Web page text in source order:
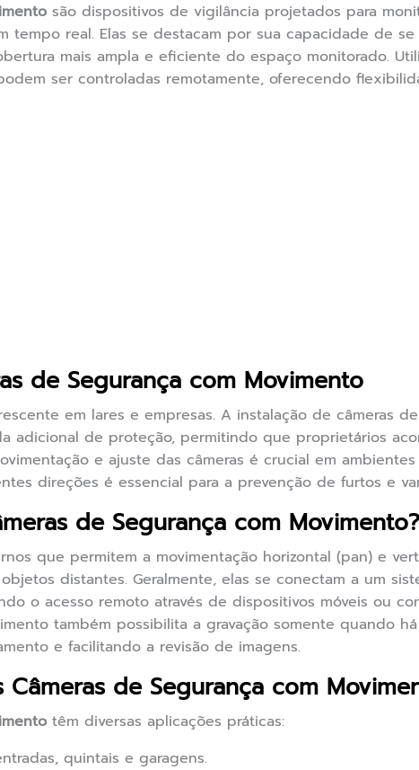
são dispositivos de vigilância projetados para
tempo real. Elas se destacam por sua capacidade de
mais ampla e eficiente do espaço monitorado.
ser controladas remotamente, oferecendo
de Segurança com Movimento
em lares e empresas. A instalação de câmeras
adicional de proteção, permitindo que proprietários
e ajuste das câmeras é crucial em
direções é essencial para a prevenção de furtos e
de Segurança com Movimento?
que permitem a movimentação horizontal (pan) e
distantes. Geralmente, elas se conectam a um
o acesso remoto através de dispositivos móveis ou
também possibilita a gravação somente quando
e facilitando a revisão de imagens.
de Segurança com
têm diversas aplicações práticas:
quintais e garagens.